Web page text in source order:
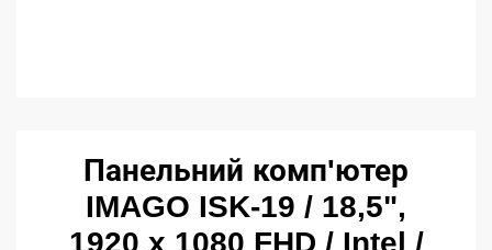
Панельний комп'ютер
IMAGO ISK-19 / 18,5",
1920 x 1080 FHD / Intel /